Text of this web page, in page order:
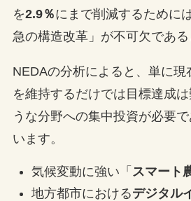
を2.9％にまで削減するために
急の構造改革」が不可欠である
NEDAの分析によると、単に現
を維持するだけでは目標達成
うな分野への集中投資が必要
います。
気候変動に強い「 スマート
地方都市におけるデジタル